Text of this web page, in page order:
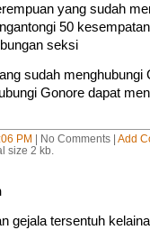
yang sudah
50
seksi
sudah menghubungi
Gonore dapat
PM | No Comments | Add
size 2 kb.
gejala tersentuh